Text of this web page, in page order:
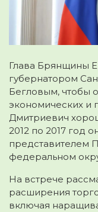
Глава Брянщины
губернатором
Бегловым, чтобы
экономических и
Дмитриевич
2012 по 2017 год
представителем
федеральном
На встрече
расширения
включая